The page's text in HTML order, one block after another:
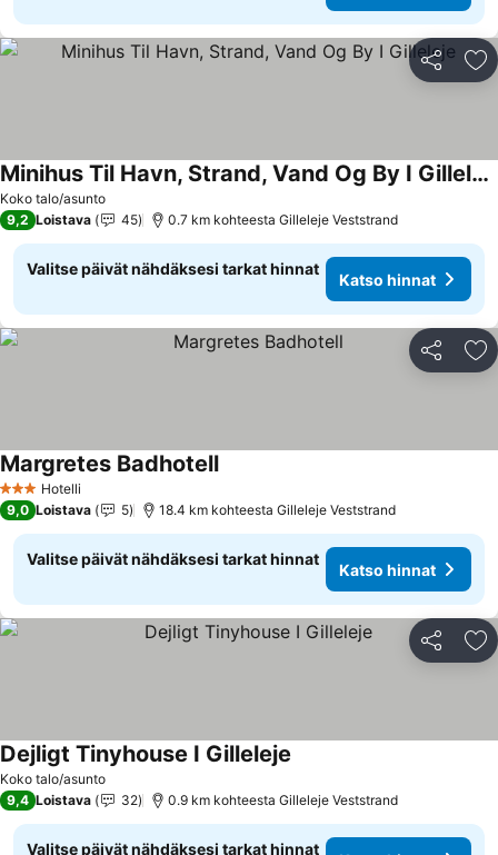
Jaa
Koko talo/asunto
Minihus Til Havn, Strand, Vand Og By I Gilleleje
9,2 Loistava 45 0.7 km kohteesta Gilleleje Veststrand
Valitse päivät nähdäksesi tarkat hinnat
Katso hinnat
Jaa
3 Tähtiluokitus
Hotelli
Margretes Badhotell
9,0 Loistava 5 18.4 km kohteesta Gilleleje Veststrand
Valitse päivät nähdäksesi tarkat hinnat
Katso hinnat
Jaa
Koko talo/asunto
Dejligt Tinyhouse I Gilleleje
9,4 Loistava 32 0.9 km kohteesta Gilleleje Veststrand
Valitse päivät nähdäksesi tarkat hinnat